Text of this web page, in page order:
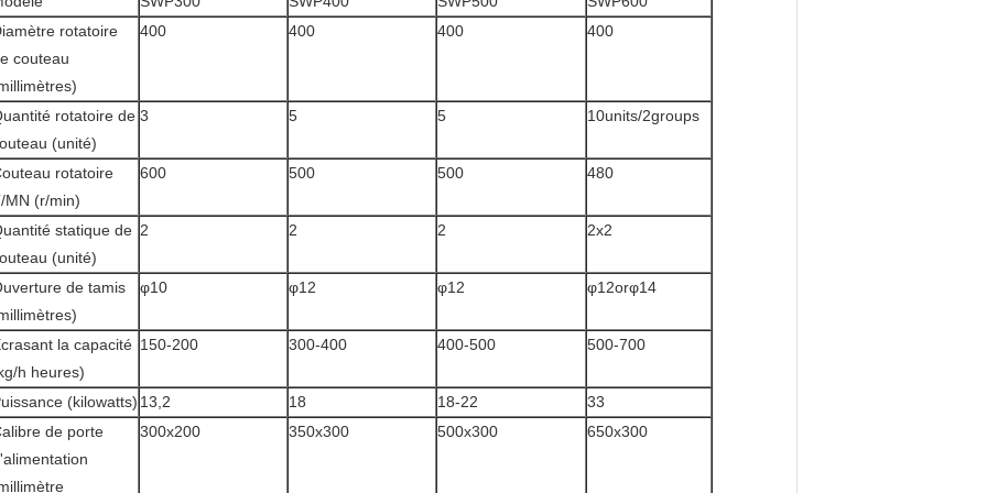
rotatoire
couteau
400 400 400 400
rotatoire de
(unité)
3 5 5 10units/2groups
rotatoire
MN (r/min)
600 500 500 480
statique de
(unité)
2 2 2 2x2
de tamis
φ10 φ12 φ12 φ12orφ14
la capacité
h heures)
150-200 300-400 400-500 500-700
(kilowatts) 13,2 18 18-22
33
de porte
300x200 350x300 500x300 650x300